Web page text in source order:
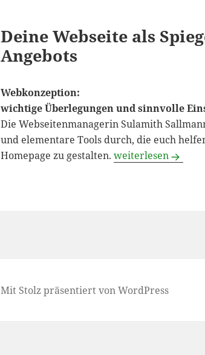
Deine Webseite als
Angebots
Webkonzeption:
wichtige Überlegungen und sinnvolle
Die Webseitenmanagerin Sulamith
und elementare Tools durch, die euch
Homepage zu gestalten.Weiterbildung
weiterlesen
Mit Stolz präsentiert von WordPress